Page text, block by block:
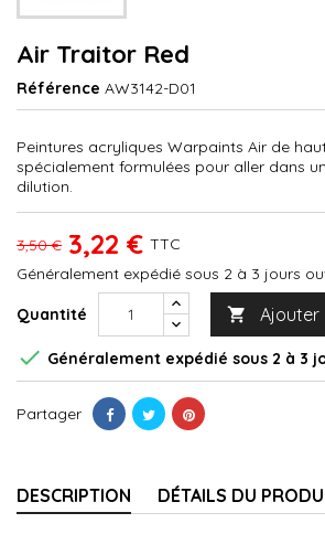
Air Traitor Red
Référence AW3142-D01
Peintures acryliques Warpaints Air de
spécialement formulées pour aller dans
dilution.
3,50 € 3,22 € TTC
Généralement expédié sous 2 à 3 jours
Quantité  Ajouter
 Généralement expédié sous 2 à 3
Partager
DESCRIPTION DÉTAILS DU